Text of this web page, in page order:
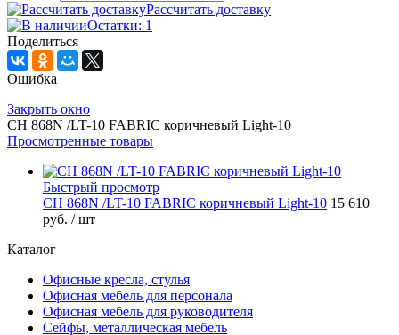
Рассчитать доставку
Остатки: 1
Поделиться
Ошибка
Закрыть окно
CH 868N /LT-10 FABRIC коричневый Light-10
Просмотренные товары
Быстрый просмотр
CH 868N /LT-10 FABRIC коричневый Light-10 15 610
руб. / шт
Каталог
Офисные кресла, стулья
Офисная мебель для персонала
Офисная мебель для руководителя
Сейфы, металлическая мебель